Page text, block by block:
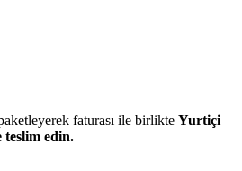
faturası ile birlikte Yurtiçi
teslim edin.